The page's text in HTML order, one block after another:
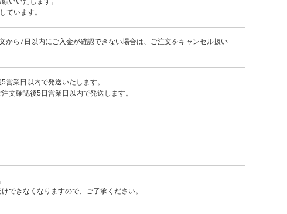
ています。
から7日以内にご入金が確認できない場合は、ご注文をキャンセル扱い
業日以内で発送いたします。
文確認後5日営業日以内で発送します。
できなくなりますので、ご了承ください。